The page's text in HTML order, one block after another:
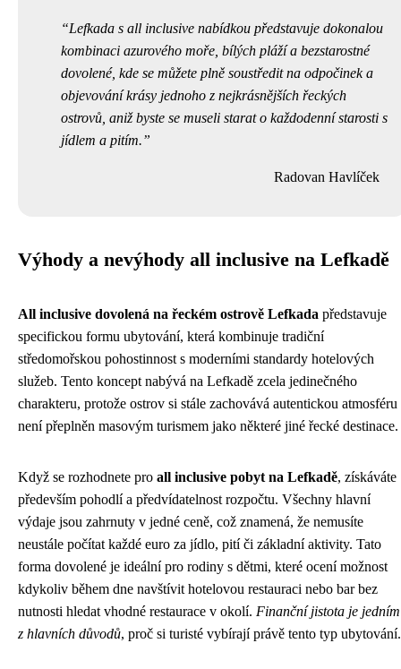
Lefkada s all inclusive nabídkou představuje dokonalou
kombinaci azurového moře, bílých pláží a bezstarostné
dovolené, kde se můžete plně soustředit na odpočinek a
objevování krásy jednoho z nejkrásnějších řeckých
ostrovů, aniž byste se museli starat o každodenní starosti s
jídlem a pitím.
Radovan Havlíček
Výhody a nevýhody all inclusive na Lefkadě
All inclusive dovolená na řeckém ostrově Lefkada představuje
specifickou formu ubytování, která kombinuje tradiční
středomořskou pohostinnost s moderními standardy hotelových
služeb. Tento koncept nabývá na Lefkadě zcela jedinečného
charakteru, protože ostrov si stále zachovává autentickou atmosféru
není přeplněn masovým turismem jako některé jiné řecké destinace.
Když se rozhodnete pro all inclusive pobyt na Lefkadě, získáváte
především pohodlí a předvídatelnost rozpočtu. Všechny hlavní
výdaje jsou zahrnuty v jedné ceně, což znamená, že nemusíte
neustále počítat každé euro za jídlo, pití či základní aktivity. Tato
forma dovolené je ideální pro rodiny s dětmi, které ocení možnost
kdykoliv během dne navštívit hotelovou restauraci nebo bar bez
nutnosti hledat vhodné restaurace v okolí. Finanční jistota je jedním
z hlavních důvodů, proč si turisté vybírají právě tento typ ubytování.